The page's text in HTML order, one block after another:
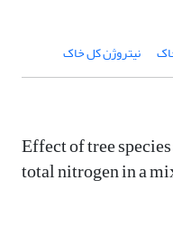
نیتروژن کل خاک
Effect of tree
total nitrogen in a